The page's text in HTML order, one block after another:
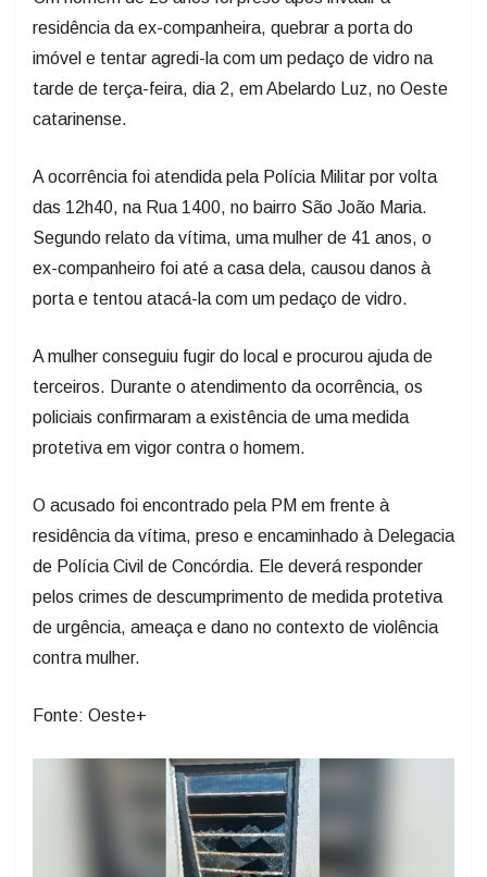
imóvel e tentar agredi-la com um pedaço de vidro na
tarde de terça-feira, dia 2, em Abelardo Luz, no Oeste
catarinense.
das 12h40, na Rua 1400, no bairro São João Maria.
Segundo relato da vítima, uma mulher de 41 anos, o
ex-companheiro foi até a casa dela, causou danos à
porta e tentou atacá-la com um pedaço de vidro.
terceiros. Durante o atendimento da ocorrência, os
policiais confirmaram a existência de uma medida
protetiva em vigor contra o homem.
residência da vítima, preso e encaminhado à Delegacia
de Polícia Civil de Concórdia. Ele deverá responder
pelos crimes de descumprimento de medida protetiva
de urgência, ameaça e dano no contexto de violência
contra mulher.